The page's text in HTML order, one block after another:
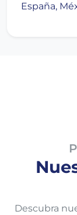
España,
Descubra